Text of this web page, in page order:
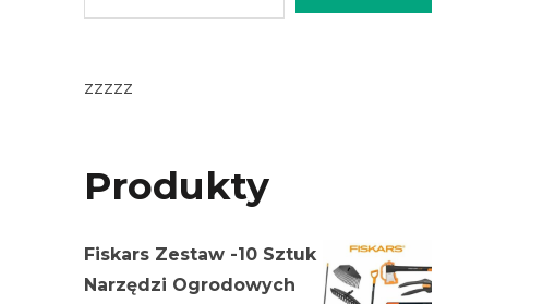
zzzzz
Produkty
Fiskars Zestaw -10 Sztuk
Narzędzi Ogrodowych